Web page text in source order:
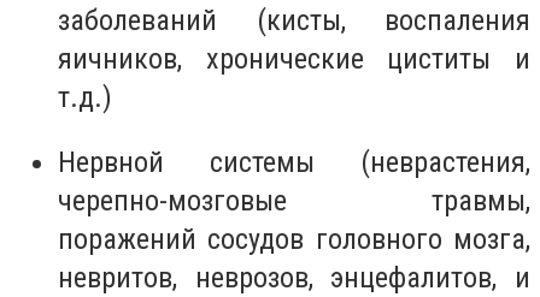
заболеваний (кисты, воспаления
яичников, хронические циститы и
т.д.)
Нервной системы (неврастения,
черепно-мозговые травмы,
поражений сосудов головного мозга,
невритов, неврозов, энцефалитов, и